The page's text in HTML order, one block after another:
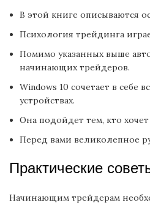
В этой книге описываются
Психология трейдинга
Помимо указанных выше
начинающих трейдеров.
Windows 10 сочетает в
устройствах.
Она подойдет тем, кто
Перед вами великолепное
Практические
Начинающим трейдерам